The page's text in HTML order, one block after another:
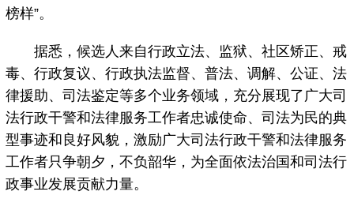
榜样”。
据悉，候选人来自行政立法、监狱、社区矫正、戒
毒、行政复议、行政执法监督、普法、调解、公证、法
律援助、司法鉴定等多个业务领域，充分展现了广大司
法行政干警和法律服务工作者忠诚使命、司法为民的典
型事迹和良好风貌，激励广大司法行政干警和法律服务
工作者只争朝夕，不负韶华，为全面依法治国和司法行
政事业发展贡献力量。